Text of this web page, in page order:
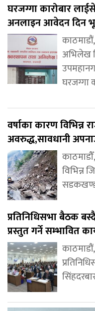
घरजग्गा कारोबार
अनलाइन आवेदन दिन
अभिलेख
घरजग्गा
वर्षाका कारण विभिन्न
अवरुद्ध,सावधानी
विभिन्न
प्रतिनिधिसभा बैठक
प्रस्तुत गर्ने सम्भावित